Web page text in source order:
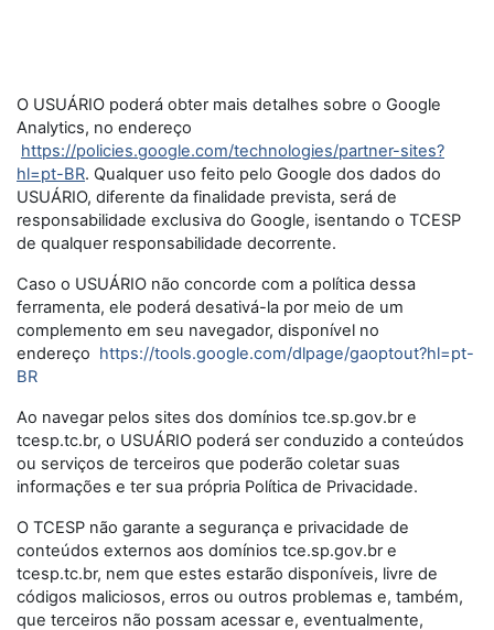
O USUÁRIO poderá obter mais detalhes sobre o Google
Analytics, no endereço
https://policies.google.com/technologies/partner-sites?
hl=pt-BR. Qualquer uso feito pelo Google dos dados do
USUÁRIO, diferente da finalidade prevista, será de
responsabilidade exclusiva do Google, isentando o TCESP
de qualquer responsabilidade decorrente.
Caso o USUÁRIO não concorde com a política dessa
ferramenta, ele poderá desativá-la por meio de um
complemento em seu navegador, disponível no
endereço https://tools.google.com/dlpage/gaoptout?hl=pt-
BR
Ao navegar pelos sites dos domínios tce.sp.gov.br e
tcesp.tc.br, o USUÁRIO poderá ser conduzido a conteúdos
ou serviços de terceiros que poderão coletar suas
informações e ter sua própria Política de Privacidade.
O TCESP não garante a segurança e privacidade de
conteúdos externos aos domínios tce.sp.gov.br e
tcesp.tc.br, nem que estes estarão disponíveis, livre de
códigos maliciosos, erros ou outros problemas e, também,
que terceiros não possam acessar e, eventualmente,